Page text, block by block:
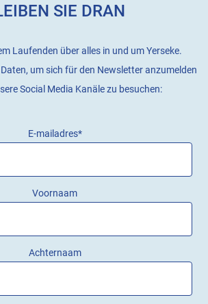
SIE DRAN
Laufenden über alles in und um Yerseke.
um sich für den Newsletter anzumelden
Social Media Kanäle zu besuchen:
E-mailadres*
Voornaam
Achternaam